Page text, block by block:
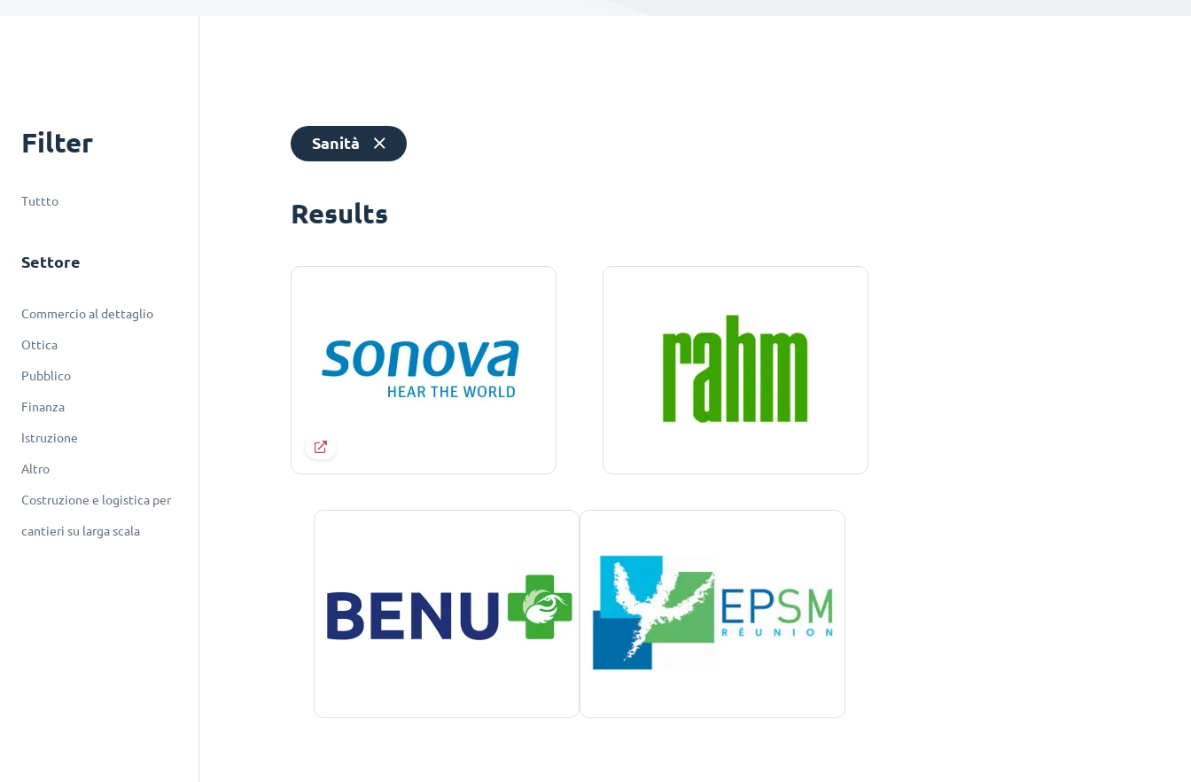
Filter
Tuttto
Settore
Commercio al dettaglio
Ottica
Pubblico
Finanza
Istruzione
Altro
Costruzione e logistica per
cantieri su larga scala
Sanità
Results